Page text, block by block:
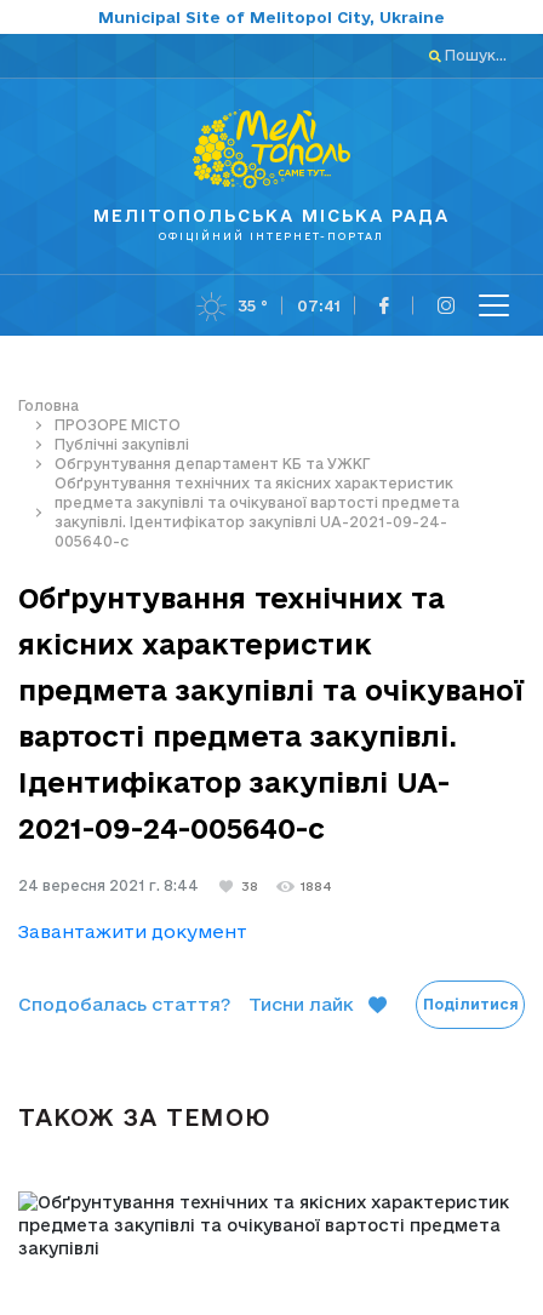
Municipal Site of Melitopol City, Ukraine
Пошук...
МЕЛІТОПОЛЬСЬКА МІСЬКА РАДА
ОФІЦІЙНИЙ ІНТЕРНЕТ-ПОРТАЛ
35 ° 07:41
Головна
ПРОЗОРЕ МІСТО
Публічні закупівлі
Обгрунтування департамент КБ та УЖКГ
Обґрунтування технічних та якісних характеристик
предмета закупівлі та очікуваної вартості предмета
закупівлі. Ідентифікатор закупівлі UA-2021-09-24-
005640-c
Обґрунтування технічних та
якісних характеристик
предмета закупівлі та очікуваної
вартості предмета закупівлі.
Ідентифікатор закупівлі UA-
2021-09-24-005640-c
24 вересня 2021 г. 8:44 38 1884
Завантажити документ
Сподобалась стаття? Тисни лайк Поділитися
ТАКОЖ ЗА ТЕМОЮ